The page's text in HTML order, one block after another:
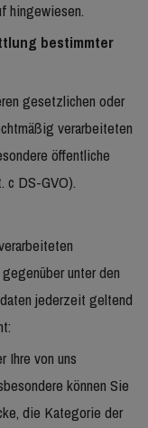
hingewiesen.
bestimmter
gesetzlichen oder
verarbeiteten
öffentliche
c DS-GVO).
unter den
jederzeit geltend
Ihre von uns
können Sie
die Kategorie der